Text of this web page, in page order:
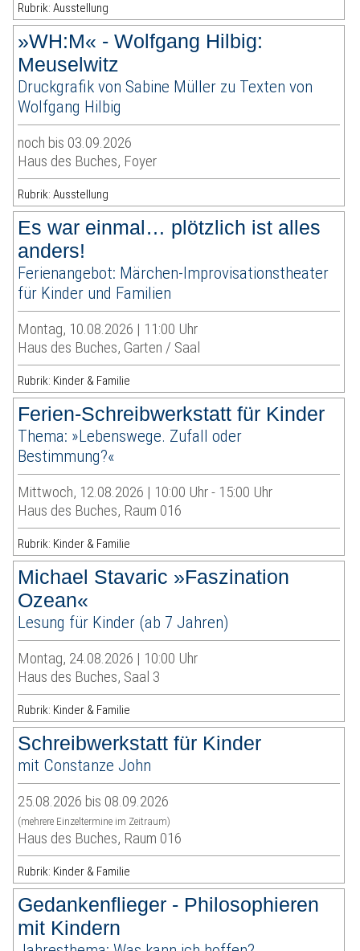
Rubrik: Ausstellung
»WH:M« - Wolfgang Hilbig:
Meuselwitz
Druckgrafik von Sabine Müller zu Texten von
Wolfgang Hilbig
noch bis 03.09.2026
Haus des Buches, Foyer
Rubrik: Ausstellung
Es war einmal… plötzlich ist alles
anders!
Ferienangebot: Märchen-Improvisationstheater
für Kinder und Familien
Montag, 10.08.2026 | 11:00 Uhr
Haus des Buches, Garten / Saal
Rubrik: Kinder & Familie
Ferien-Schreibwerkstatt für Kinder
Thema: »Lebenswege. Zufall oder
Bestimmung?«
Mittwoch, 12.08.2026 | 10:00 Uhr - 15:00 Uhr
Haus des Buches, Raum 016
Rubrik: Kinder & Familie
Michael Stavaric »Faszination
Ozean«
Lesung für Kinder (ab 7 Jahren)
Montag, 24.08.2026 | 10:00 Uhr
Haus des Buches, Saal 3
Rubrik: Kinder & Familie
Schreibwerkstatt für Kinder
mit Constanze John
25.08.2026 bis 08.09.2026
(mehrere Einzeltermine im Zeitraum)
Haus des Buches, Raum 016
Rubrik: Kinder & Familie
Gedankenflieger - Philosophieren
mit Kindern